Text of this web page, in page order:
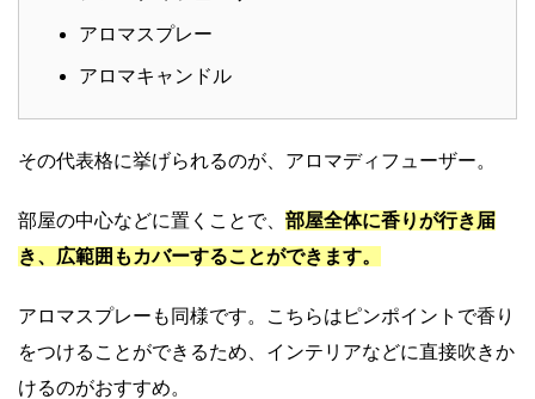
アロマスプレー
アロマキャンドル
その代表格に挙げられるのが、アロマディフューザー。
部屋の中心などに置くことで、 部屋全体に香りが行き届
き、広範囲もカバーすることができます。
アロマスプレーも同様です。こちらはピンポイントで香り
をつけることができるため、インテリアなどに直接吹きか
けるのがおすすめ。